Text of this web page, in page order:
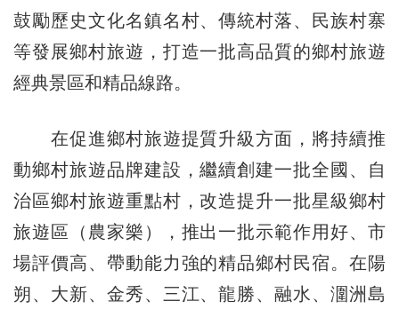
鼓勵歷史文化名鎮名村、傳統村落、民族村寨
等發展鄉村旅遊，打造一批高品質的鄉村旅遊
經典景區和精品線路。
在促進鄉村旅遊提質升級方面，將持續推
動鄉村旅遊品牌建設，繼續創建一批全國、自
治區鄉村旅遊重點村，改造提升一批星級鄉村
旅遊區（農家樂），推出一批示範作用好、市
場評價高、帶動能力強的精品鄉村民宿。在陽
朔、大新、金秀、三江、龍勝、融水、潿洲島